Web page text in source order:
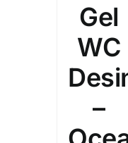
Gel
WC
–